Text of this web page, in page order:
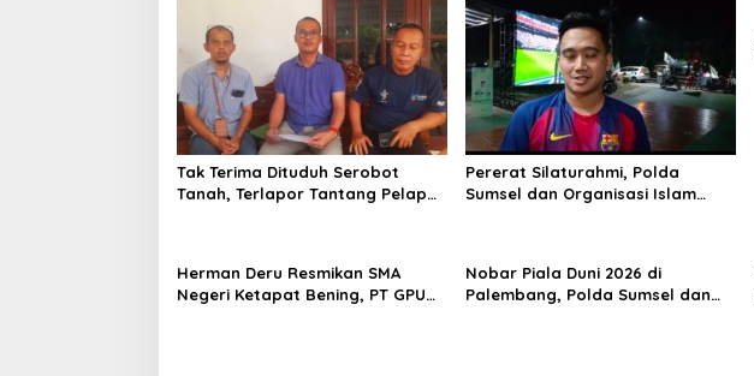
H
U
T
B
h
a
y
a
n
r
a
p
o
s
Tak Terima Dituduh Serobot
Tanah, Terlapor Tantang Pelapor
Pererat Silaturahmi, Polda
Sumsel dan Organisasi Islam
Herman Deru Resmikan SMA
Negeri Ketapat Bening, PT GPU
Nobar Piala Duni 2026 di
Palembang, Polda Sumsel dan